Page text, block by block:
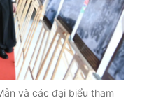
và các đại biểu tham